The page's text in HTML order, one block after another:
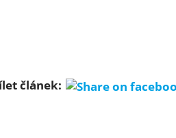
článek: